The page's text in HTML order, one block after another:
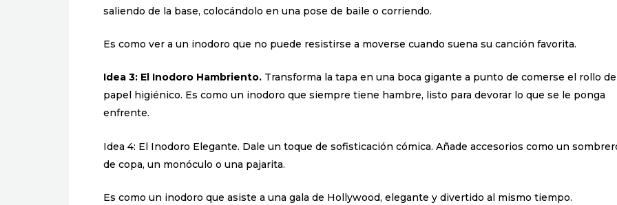
saliendo de la base, colocándolo en una pose de baile o corriendo.
Es como ver a un inodoro que no puede resistirse a moverse cuando suena su canción favorita.
Idea 3: El Inodoro Hambriento. Transforma la tapa en una boca gigante a punto de comerse el rollo de
papel higiénico. Es como un inodoro que siempre tiene hambre, listo para devorar lo que se le ponga
enfrente.
Idea 4: El Inodoro Elegante. Dale un toque de sofisticación cómica. Añade accesorios como un
de copa, un monóculo o una pajarita.
Es como un inodoro que asiste a una gala de Hollywood, elegante y divertido al mismo tiempo.